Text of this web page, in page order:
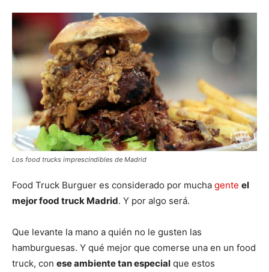
Los food trucks imprescindibles de Madrid
Food Truck Burguer es considerado por mucha gente el
mejor food truck Madrid. Y por algo será.
Que levante la mano a quién no le gusten las
hamburguesas. Y qué mejor que comerse una en un food
truck, con ese ambiente tan especial que estos